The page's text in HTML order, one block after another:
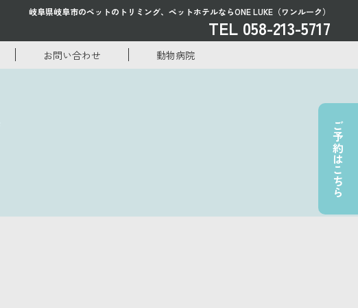
岐阜県岐阜市のペットのトリミング、 ペットホテルならONE LUKE（ワンルーク）
TEL 058-213-5717
お問い合わせ 動物病院
ご予約はこちら